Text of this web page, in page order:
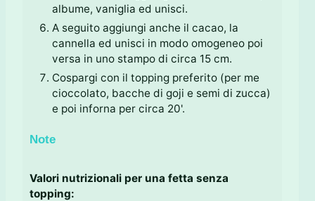
albume, vaniglia ed unisci.
A seguito aggiungi anche il cacao, la
cannella ed unisci in modo omogeneo poi
versa in uno stampo di circa 15 cm.
Cospargi con il topping preferito (per me
cioccolato, bacche di goji e semi di zucca)
e poi inforna per circa 20'.
Note
Valori nutrizionali per una fetta senza
topping: